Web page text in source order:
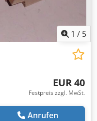
1 / 5
EUR 40
Festpreis zzgl. MwSt.
Anrufen